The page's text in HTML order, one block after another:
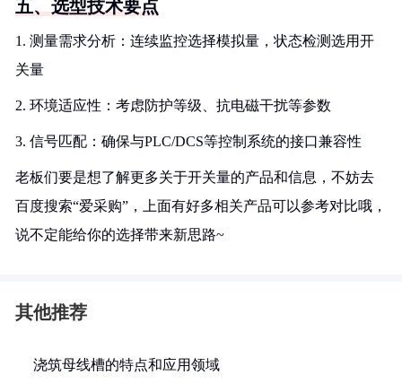
五、选型技术要点
1. 测量需求分析：连续监控选择模拟量，状态检测选用开
关量
2. 环境适应性：考虑防护等级、抗电磁干扰等参数
3. 信号匹配：确保与PLC/DCS等控制系统的接口兼容性
老板们要是想了解更多关于开关量的产品和信息，不妨去
百度搜索“爱采购”，上面有好多相关产品可以参考对比哦，
说不定能给你的选择带来新思路~
其他推荐
浇筑母线槽的特点和应用领域